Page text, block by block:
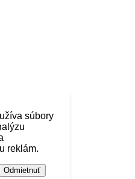
súbory
reklám.
Odmietnuť